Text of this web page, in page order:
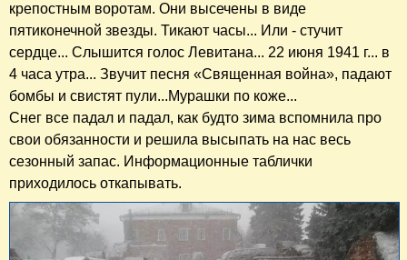
крепостным воротам. Они высечены в виде
пятиконечной звезды. Тикают часы... Или - стучит
сердце... Слышится голос Левитана... 22 июня 1941 г... в
4 часа утра... Звучит песня «Священная война», падают
бомбы и свистят пули...Мурашки по коже...
Снег все падал и падал, как будто зима вспомнила про
свои обязанности и решила высыпать на нас весь
сезонный запас. Информационные таблички
приходилось откапывать.